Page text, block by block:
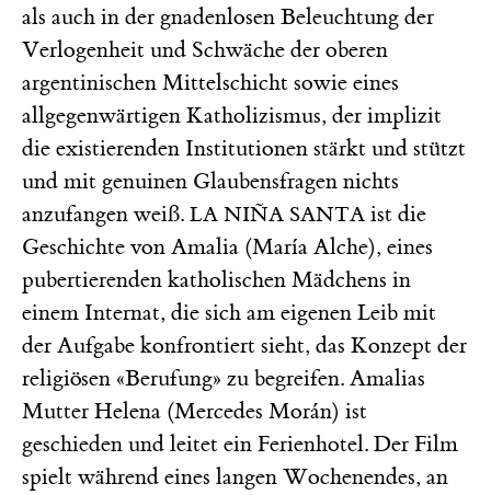
als auch in der gnadenlosen Beleuchtung der
Verlogenheit und Schwäche der oberen
argentinischen Mittelschicht sowie eines
allgegenwärtigen Katholizismus, der implizit
die existierenden Institutionen stärkt und stützt
und mit genuinen Glaubensfragen nichts
anzufangen weiß. LA NIÑA SANTA ist die
Geschichte von Amalia (María Alche), eines
pubertierenden katholischen Mädchens in
einem Internat, die sich am eigenen Leib mit
der Aufgabe konfrontiert sieht, das Konzept der
religiösen «Berufung» zu begreifen. Amalias
Mutter Helena (Mercedes Morán) ist
geschieden und leitet ein Ferienhotel. Der Film
spielt während eines langen Wochenendes, an